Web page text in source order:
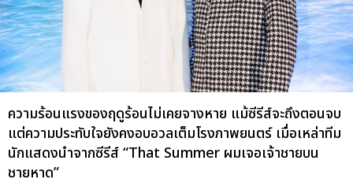
ความร้อนแรงของฤดูร้อนไม่เคยจางหาย แม้ซีรีส์จะถึงตอนจบ
แต่ความประทับใจยังคงอบอวลเต็มโรงภาพยนตร์ เมื่อเหล่าทีม
นักแสดงนำจากซีรีส์ “That Summer ผมเจอเจ้าชายบน
ชายหาด”